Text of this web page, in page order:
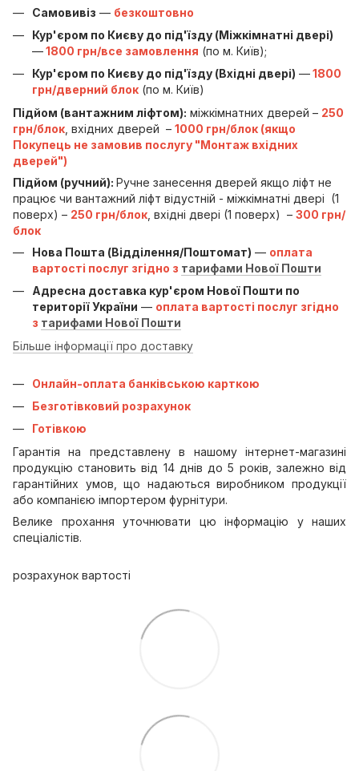
Самовивіз — безкоштовно
Кур'єром по Києву до під'їзду (Міжкімнатні двері)
—1800 грн/все замовлення (по м. Київ);
Кур'єром по Києву до під'їзду (Вхідні двері) —1800
грн/дверний блок (по м. Київ)
Підйом (вантажним ліфтом): міжкімнатних дверей – 250
грн/блок , вхідних дверей – 1000 грн/блок (якщо
Покупець не замовив послугу "Монтаж вхідних
дверей")
Підйом (ручний): Ручне занесення дверей якщо ліфт не
працює чи вантажний ліфт відустній - міжкімнатні двері (1
поверх) – 250 грн/блок , вхідні двері (1 поверх) – 300 грн/
блок
Нова Пошта (Відділення/Поштомат) — оплата
вартості послуг згідно з тарифами Нової Пошти
Адресна доставка кур'єром Нової Пошти по
території України — оплата вартості послуг згідно
з тарифами Нової Пошти
Більше інформації про доставку
Онлайн-оплата банківською карткою
Безготівковий розрахунок
Готівкою
Гарантія на представлену в нашому інтернет-магазині
продукцію становить від 14 днів до 5 років, залежно від
гарантійних умов, що надаються виробником продукції
або компанією імпортером фурнітури.
Велике прохання уточнювати цю інформацію у наших
спеціалістів.
розрахунок вартості